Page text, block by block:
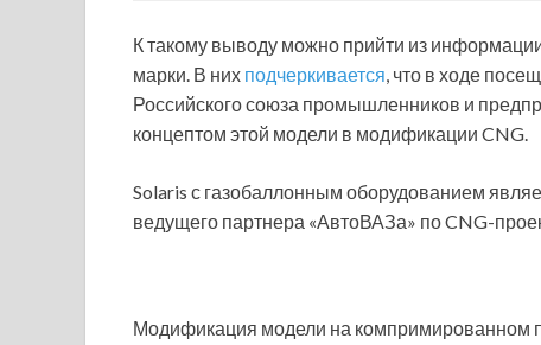
К такому выводу можно прийти из
марки. В них подчеркивается, что в ходе
Российского союза промышленников и
концептом этой модели в модификации CNG.
Solaris с газобаллонным оборудованием
ведущего партнера «АвтоВАЗа» по CNG-
Модификация модели на компримированном